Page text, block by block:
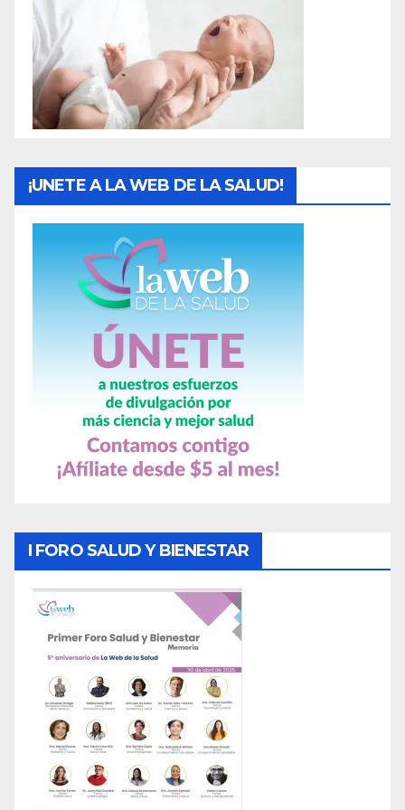
a
s
¡UNETE A LA WEB DE LA SALUD!
I FORO SALUD Y BIENESTAR